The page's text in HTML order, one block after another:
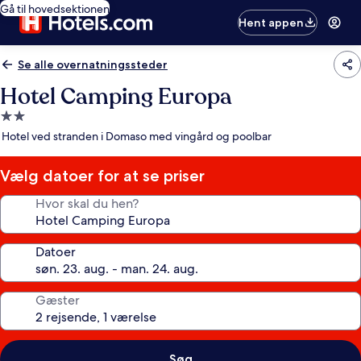
Gå til hovedsektionen
Hent appen
Se alle overnatningssteder
Hotel Camping Europa
2.0-
stjernet
Hotel ved stranden i Domaso med vingård og poolbar
Vælg datoer for at se priser
Hvor skal du hen?
Datoer
Gæster